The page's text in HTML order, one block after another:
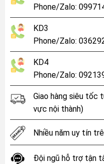
Phone/Zalo:
KD3
Phone/Zalo:
KD4
Phone/Zalo:
Giao hàng siêu tốc
vực nội thành)
Nhiều năm uy tín
Đội ngũ hỗ trợ tận